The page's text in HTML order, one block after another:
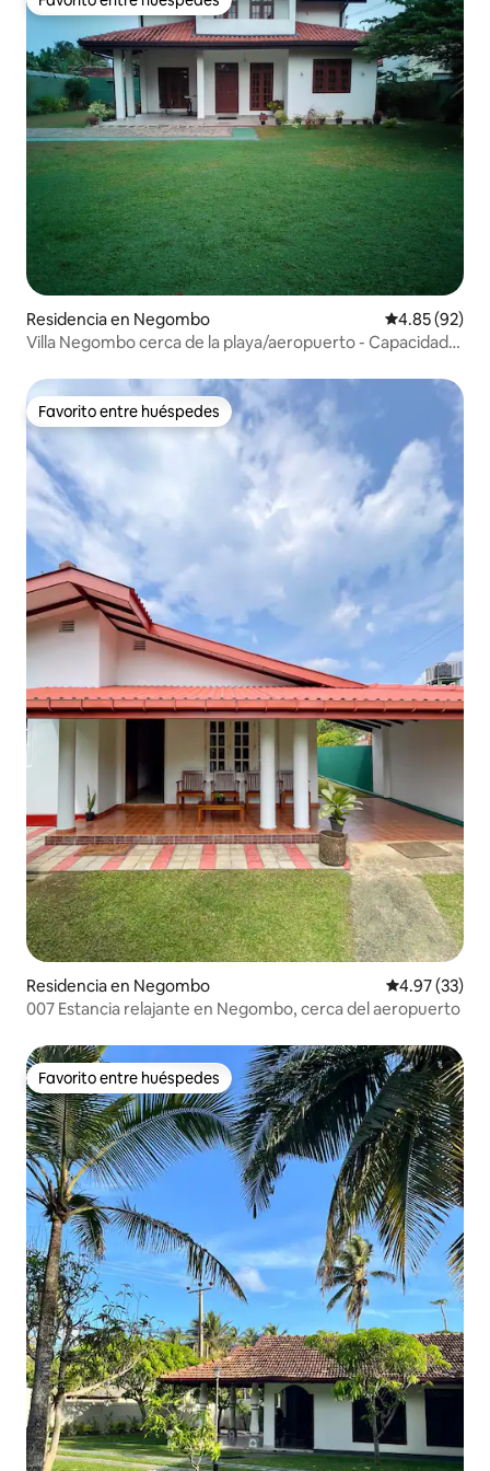
Favorito entre huéspedes
Residencia en Negombo Calificación
4.85 (92)
Villa Negombo cerca de la playa/aeropuerto - Capacidad
Favorito entre huéspedes
Favorito entre huéspedes
Residencia en Negombo Calificación
4.97 (33)
007 Estancia relajante en Negombo, cerca del aeropuerto
Favorito entre huéspedes
Favorito entre huéspedes